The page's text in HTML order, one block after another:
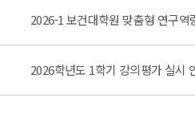
2026-1 보건대학원 맞춤형 연구
2026학년도 1학기 강의평가 실시